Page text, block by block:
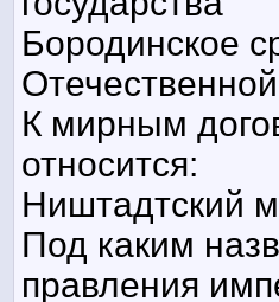
Бородинское
К мирным
относится:
Ништадтский
Под каким
правления